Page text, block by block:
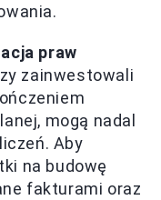
praw
zainwestowali
mogą nadal
Aby
na budowę
fakturami oraz